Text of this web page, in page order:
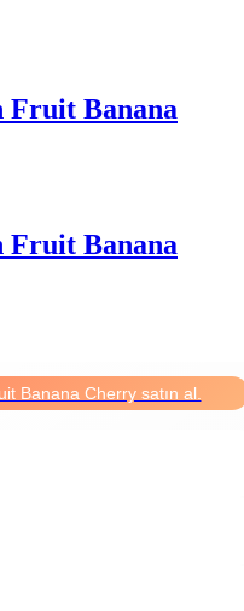
Fruit Banana
Fruit Banana
Banana Cherry satın al.